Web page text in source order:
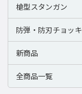
槍型スタンガン
防弾・防刃チョッキ
新商品
全商品一覧